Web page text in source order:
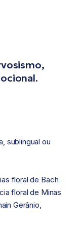
sublingual ou
floral de Bach
floral de Minas
Gerânio,